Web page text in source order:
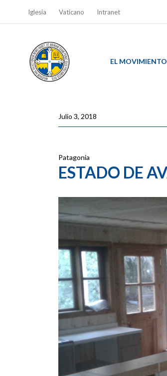
Iglesia Vaticano Intranet
EL MOVIMIENTO
Julio 3, 2018
Patagonia
ESTADO DE